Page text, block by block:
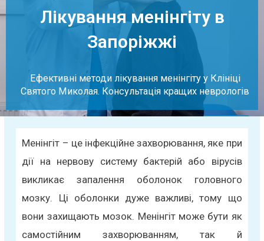
Лікування менінгіту в
Запоріжжі
Ефективні методи лікування менінгіту у Клініці
Святого Миколая. Консультація кращих неврологів
Менінгіт – це інфекційне захворювання, яке при
дії на нервову систему бактерій або вірусів
викликає запалення оболонок головного
мозку. Ці оболонки дуже важливі, тому що
вони захищають мозок. Менінгіт може бути як
самостійним захворюванням, так й